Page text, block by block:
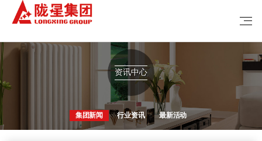
资讯中心
集团新闻 行业资讯 最新活动